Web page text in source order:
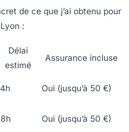
de ce que j’ai obtenu pour
:
Délai
estimé
Assurance incluse
Oui (jusqu’à 50 €)
Oui (jusqu’à 50 €)